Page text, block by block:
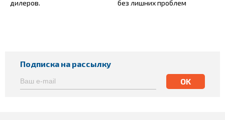
дилеров.
без лишних проблем
Подписка на рассылку